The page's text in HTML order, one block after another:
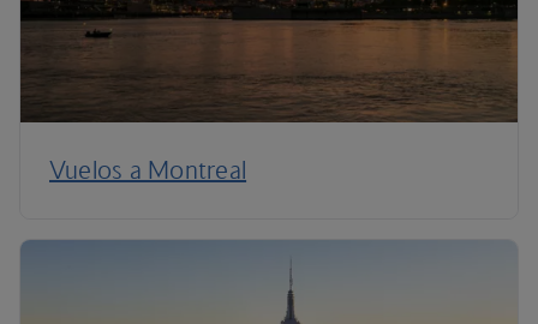
Vuelos a Montreal